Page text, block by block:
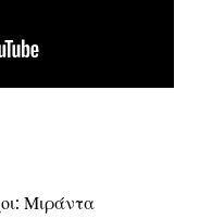
Μιράντα